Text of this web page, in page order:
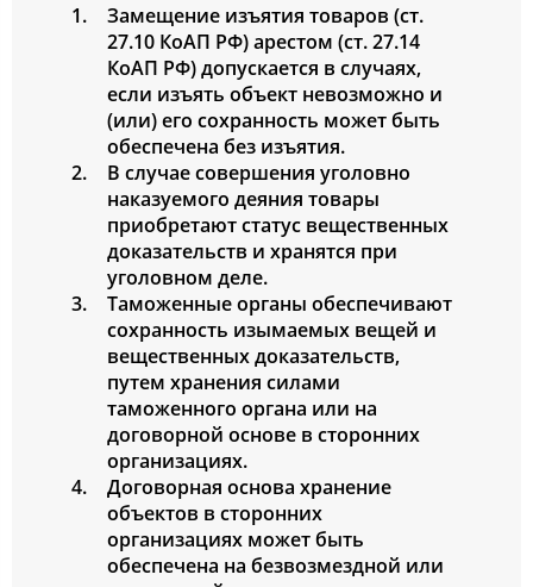
Замещение изъятия товаров (ст.
27.10 КоАП РФ) арестом (ст. 27.14
КоАП РФ) допускается в случаях,
если изъять объект невозможно и
(или) его сохранность может быть
обеспечена без изъятия.
В случае совершения уголовно
наказуемого деяния товары
приобретают статус вещественных
доказательств и хранятся при
уголовном деле.
Таможенные органы обеспечивают
сохранность изымаемых вещей и
вещественных доказательств,
путем хранения силами
таможенного органа или на
договорной основе в сторонних
организациях.
Договорная основа хранение
объектов в сторонних
организациях может быть
обеспечена на безвозмездной или